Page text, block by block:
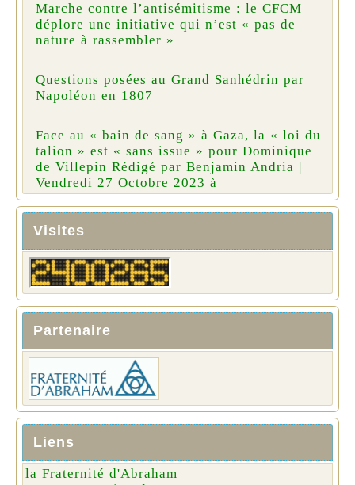
Marche contre l’antisémitisme : le CFCM
déplore une initiative qui n’est « pas de
nature à rassembler »
Questions posées au Grand Sanhédrin par
Napoléon en 1807
Face au « bain de sang » à Gaza, la « loi du
talion » est « sans issue » pour Dominique
de Villepin Rédigé par Benjamin Andria |
Vendredi 27 Octobre 2023 à
Visites
Partenaire
Liens
la Fraternité d'Abraham